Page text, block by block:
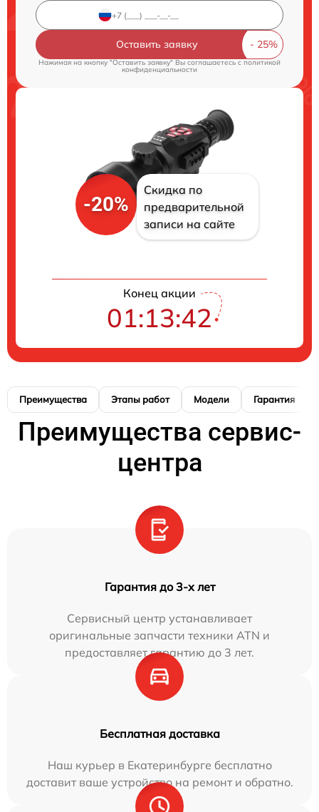
Оставить заявку
Нажимая на кнопку "Оставить заявку" Вы соглашаетесь cполитикой
конфиденциальности
-20%
Скидка по
предварительной
записи на сайте
Конец акции
01:13:41
Преимущества Этапы работ Модели Гарантия
Преимущества сервис-
центра
Гарантия до 3-х лет
Сервисный центр устанавливает
оригинальные запчасти техники ATN и
предоставляет гарантию до 3 лет.
Бесплатная доставка
Наш курьер в Екатеринбурге бесплатно
доставит ваше устройство на ремонт и обратно.